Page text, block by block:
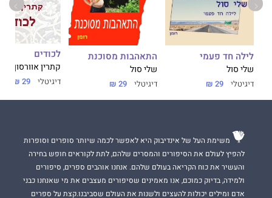
לילה חד פעמי
שלי סול
דיגיטלי 29 ₪
התאהבות מסוכנת
שלי סול
דיגיטלי 29 ₪
לכודים
קתרין אוורסון
דיגיטלי 29 ₪
משימת העל של אינדיבוק היא לאפשר לכמה שיותר סופרים וסופרות
להפיץ לעולם את הסיפורים והמסרים שלהם, לתת לקוראים חופש בחירה
והעשיר את כוח הקריאה בעולם שלהם. אנחנו אוהבים ספרים, סיפורים
ולמידה, בדיוק כמוכם, אנו מאמינים שסיפורים מעצבים את מי שאנחנו כבני
אדם ומילים יכולות להעצים ולשנות את העולם שסביבנו.קצת על ספרים